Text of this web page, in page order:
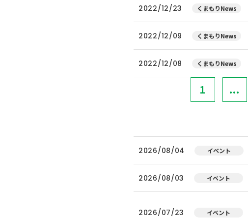
2022/12/23 くまもりNews
2022/12/09 くまもりNews
2022/12/08 くまもりNews
1 ...
2026/08/04 イベント
2026/08/03 イベント
2026/07/23 イベント